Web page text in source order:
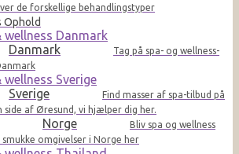
de forskellige behandlingstyper
Ophold
Danmark
Tag på spa- og wellness-
Sverige
Find masser af spa-tilbud på
side af Øresund, vi hjælper dig her.
Norge
Bliv spa og wellness
omgivelser i Norge her